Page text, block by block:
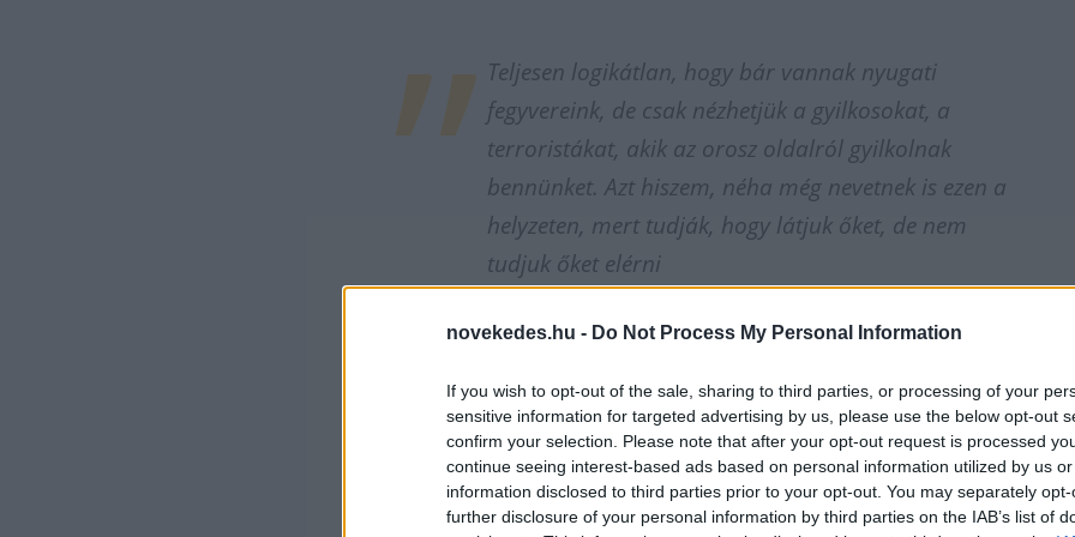
novekedes.hu - Do Not Process My Personal Information
If you wish to opt-out of the sale, sharing to third parties, or processing of your
sensitive information for targeted advertising by us, please use the below opt-out
confirm your selection. Please note that after your opt-out request is processed
continue seeing interest-based ads based on personal information utilized by us
information disclosed to third parties prior to your opt-out. You may separately
further disclosure of your personal information by third parties on the IAB’s list of
Teljesen logikátlan, hogy bár vannak nyugati
fegyvereink, de csak nézhetjük a gyilkosokat, a
terroristákat, akik az orosz oldalról gyilkolnak
bennünket. Azt hiszem, néha még nevetnek is ezen a
helyzeten, mert tudják, hogy látjuk őket, de nem
tudjuk őket elérni
A The Guardian felidézi, hogy Joe Biden amerikai elnök röviddel
interjú elkészítése után valamelyest enyhítette az amerikai
oroszországi bevetésének tilalmát, de ez csak a Harkiv környéki